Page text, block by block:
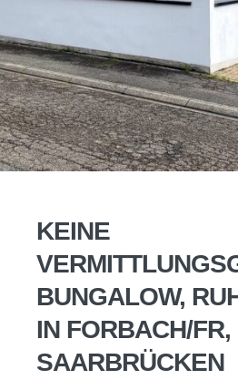
KEINE
BUNGALOW,
IN FORBACH/
SAARBRÜCKEN